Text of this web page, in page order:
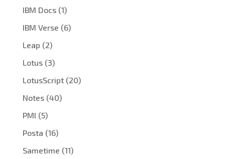
IBM Docs(1)
IBM Verse (6)
Leap (2)
Lotus(3)
LotusScript(20)
Notes(40)
PMI (5)
Posta (16)
Sametime (11)